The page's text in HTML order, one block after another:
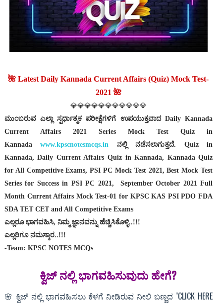
🌺 Latest Daily Kannada Current Affairs (Quiz) Mock Test-
2021 🌺
💎💎💎💎💎💎💎💎💎💎💎
ಮುಂಬರುವ ಎಲ್ಲಾ ಸ್ಪರ್ಧಾತ್ಮಕ ಪರೀಕ್ಷೆಗಳಿಗೆ ಉಪಯುಕ್ತವಾದ Daily Kannada
Current Affairs 2021 Series Mock Test Quiz in
Kannadawww.kpscnotesmcqs.in ನಲ್ಲಿ ನಡೆಸಲಾಗುತ್ತದೆ‌. Quiz in
Kannada, Daily Current Affairs Quiz in Kannada, Kannada Quiz
for All Competitive Exams, PSI PC Mock Test 2021, Best Mock Test
Series for Success in PSI PC 2021, September October 2021 Full
Month Current Affairs Mock Test-01 for KPSC KAS PSI PDO FDA
SDA TET CET and All Competitive Exams
ಎಲ್ಲರೂ ಭಾಗವಹಿಸಿ, ನಿಮ್ಮ ಜ್ಞಾನವನ್ನು ಹೆಚ್ಚಿಸಿಕೊಳ್ಳಿ..!!!
ಎಲ್ಲರಿಗೂ ನಮಸ್ಕಾರ..!!!
-Team: KPSC NOTES MCQs
ಕ್ವಿಜ್ ನಲ್ಲಿ‌ ಭಾಗವಹಿಸುವುದು ಹೇಗೆ?
🌸 ಕ್ವಿಜ್ ನಲ್ಲಿ ಭಾಗವಹಿಸಲು ಕೆಳಗೆ ನೀಡಿರುವ ನೀಲಿ ಬಣ್ಣದ "CLICK HERE